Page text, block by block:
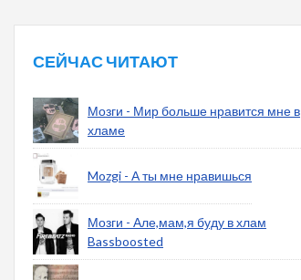
СЕЙЧАС ЧИТАЮТ
Мозги - Мир больше нравится мне в
хламе
Mozgi - А ты мне нравишься
Мозги - Але,мам,я буду в хлам
Bassboosted